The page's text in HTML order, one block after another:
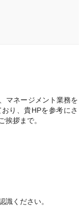
マネージメント業務を
り、貴HPを参考にさ
挨拶まで。
識ください。